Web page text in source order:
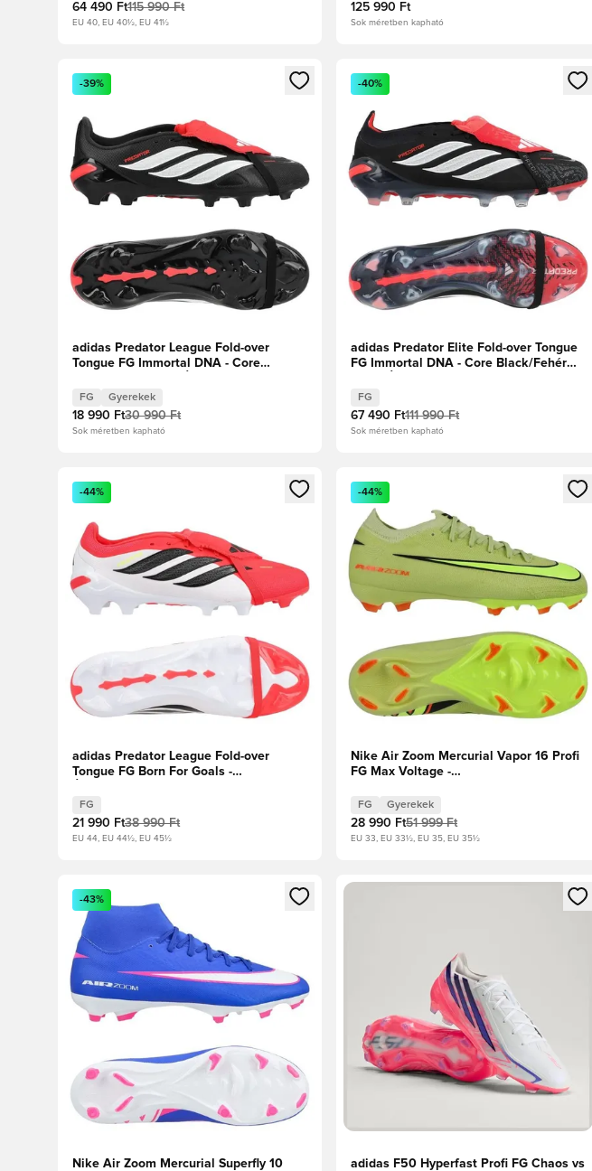
64 490 Ft115 990 Ft
EU 40, EU 40½, EU 41½
125 990 Ft
Sok méretben kapható
Megnyit egy modált a bejelentkezéshez vagy a tagként való regisztrációhoz
-39%
adidas Predator League Fold-over
Tongue FG Immortal DNA - Core
FG Gyerekek
18 990 Ft30 990 Ft
Sok méretben kapható
Megnyit egy modált a
-40%
adidas Predator Elite Fold-over Tongue
FG Immortal DNA - Core Black/Fehér
FG
67 490 Ft111 990 Ft
Sok méretben kapható
Megnyit egy modált a bejelentkezéshez vagy a tagként való regisztrációhoz
-44%
adidas Predator League Fold-over
Tongue FG Born For Goals -
FG
21 990 Ft38 990 Ft
EU 44, EU 44½, EU 45½
Megnyit egy modált a
-44%
Nike Air Zoom Mercurial Vapor 16 Profi
FG Max Voltage -
Gyerek
FG Gyerekek
28 990 Ft51 999 Ft
EU 33, EU 33½, EU 35, EU 35½
Megnyit egy modált a bejelentkezéshez vagy a tagként való regisztrációhoz
-43%
Nike Air Zoom Mercurial Superfly 10
Megnyit egy modált a
adidas F50 Hyperfast Profi FG Chaos vs